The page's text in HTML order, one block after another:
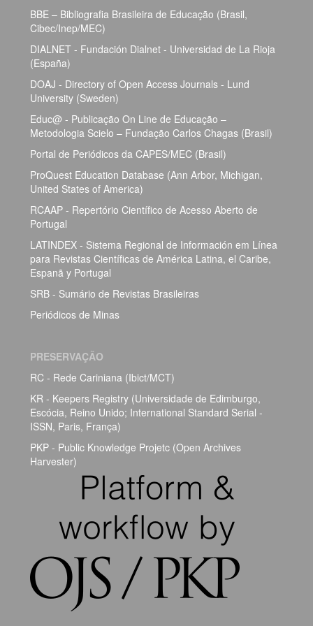
BBE – Bibliografia Brasileira de Educação (Brasil,
Cibec/Inep/MEC)
DIALNET - Fundación Dialnet - Universidad de La Rioja
(España)
DOAJ - Directory of Open Access Journals - Lund
University (Sweden)
Educ@ - Publicação On Line de Educação –
Metodologia Scielo – Fundação Carlos Chagas (Brasil)
Portal de Periódicos da CAPES/MEC (Brasil)
ProQuest Education Database (Ann Arbor, Michigan,
United States of America)
RCAAP - Repertório Científico de Acesso Aberto de
Portugal
LATINDEX - Sistema Regional de Información em Línea
para Revistas Científicas de América Latina, el Caribe,
Espanã y Portugal
SRB - Sumário de Revistas Brasileiras
Periódicos de Minas
PRESERVAÇÃO
RC - Rede Cariniana (Ibict/MCT)
KR - Keepers Registry (Universidade de Edimburgo,
Escócia, Reino Unido; International Standard Serial -
ISSN, Paris, França)
PKP - Public Knowledge Projetc (Open Archives
Harvester)